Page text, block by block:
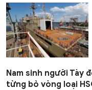
Nam sinh người Tày
từng bỏ vòng loại